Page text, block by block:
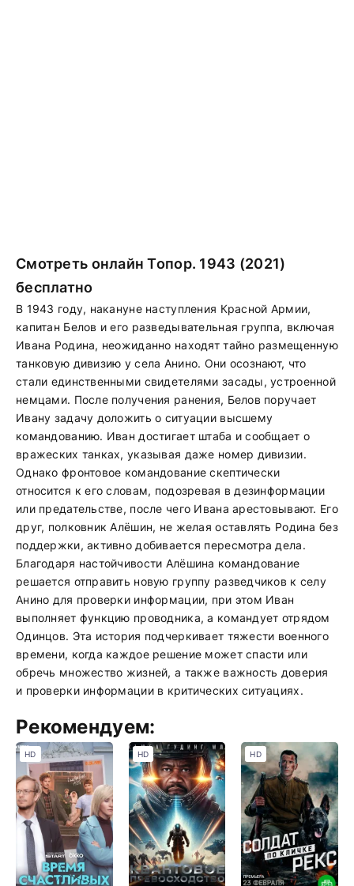
Смотреть онлайн Топор. 1943 (2021)
бесплатно
В 1943 году, накануне наступления Красной Армии,
капитан Белов и его разведывательная группа, включая
Ивана Родина, неожиданно находят тайно размещенную
танковую дивизию у села Анино. Они осознают, что
стали единственными свидетелями засады, устроенной
немцами. После получения ранения, Белов поручает
Ивану задачу доложить о ситуации высшему
командованию. Иван достигает штаба и сообщает о
вражеских танках, указывая даже номер дивизии.
Однако фронтовое командование скептически
относится к его словам, подозревая в дезинформации
или предательстве, после чего Ивана арестовывают. Его
друг, полковник Алёшин, не желая оставлять Родина без
поддержки, активно добивается пересмотра дела.
Благодаря настойчивости Алёшина командование
решается отправить новую группу разведчиков к селу
Анино для проверки информации, при этом Иван
выполняет функцию проводника, а командует отрядом
Одинцов. Эта история подчеркивает тяжести военного
времени, когда каждое решение может спасти или
обречь множество жизней, а также важность доверия
и проверки информации в критических ситуациях.
Рекомендуем:
HD HD HD